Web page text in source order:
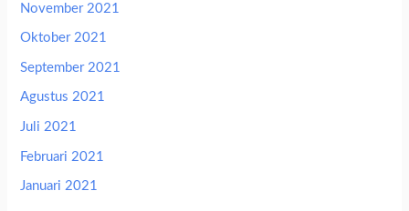
November 2021
Oktober 2021
September 2021
Agustus 2021
Juli 2021
Februari 2021
Januari 2021